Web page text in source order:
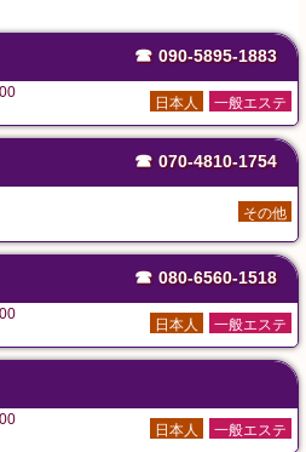
☎ 090-5895-1883
一般エステ
日本人
☎ 070-4810-1754
その他
☎ 080-6560-1518
一般エステ
日本人
一般エステ
日本人